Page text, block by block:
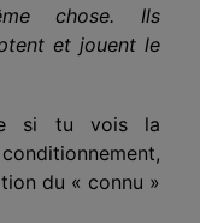
chose. Ils
et jouent le
si tu vois la
du « connu »